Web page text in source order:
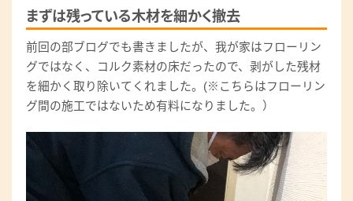
まずは残っている木材を細かく撤去
前回の部ブログでも書きましたが、我が家はフローリン
グではなく、コルク素材の床だったので、剥がした残材
を細かく取り除いてくれました。(※こちらはフローリン
グ間の施工ではないため有料になりました。）